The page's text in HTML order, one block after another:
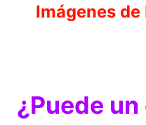
Imágenes de
¿Puede